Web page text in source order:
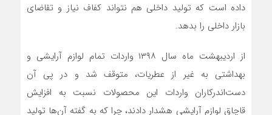
داده است که تولید داخلی هم نتواند کفاف نیاز و تقاضای
بازار داخلی را بدهد.
از اردیبهشت ماه سال ۱۳۹۸ واردات تمام لوازم آرایشی و
بهداشتی به غیر از عطریات، متوقف شد و در پی آن
دست‌اندرکاران واردات این محصولات نسبت به افزایش
قاچاق لوازم آرایشی هشدار دادند، چرا که به گفته آن‌ها تولید